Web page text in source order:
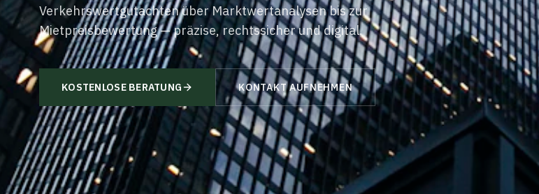
Verkehrswertgutachten über Marktwertanalysen bis zur
Mietpreisbewertung — präzise, rechtssicher und digital.
KOSTENLOSE BERATUNG KONTAKT AUFNEHMEN